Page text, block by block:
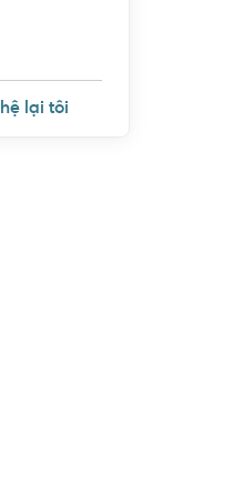
lại tôi